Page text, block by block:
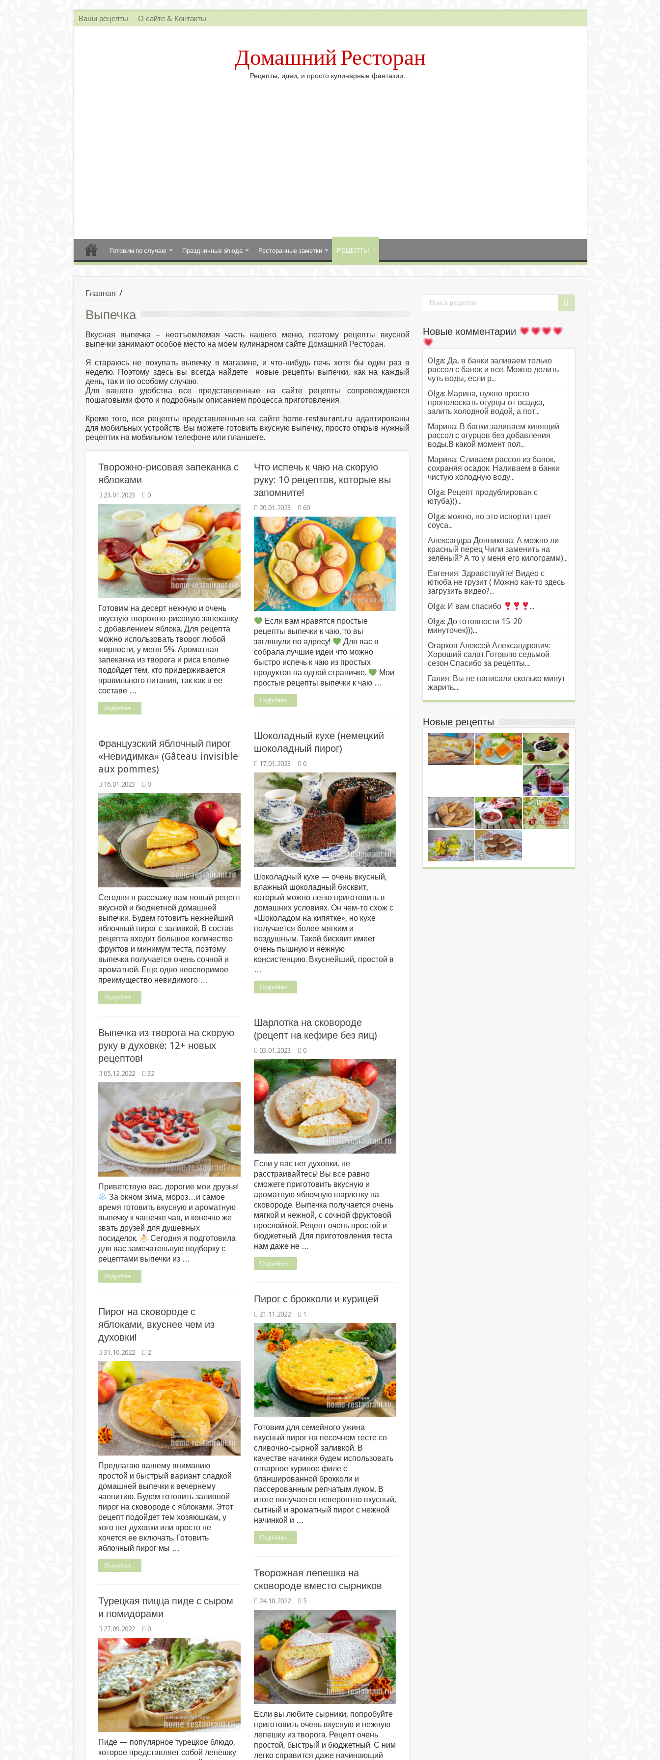
Ваши рецепты О сайте & Контакты
Домашний Ресторан
Рецепты, идеи, и просто кулинарные фантазии…
Готовим по случаю Праздничные блюда Ресторанные заметки РЕЦЕПТЫ
Главная /
Выпечка
Вкусная выпечка – неотъемлемая часть нашего меню, поэтому рецепты вкусной
выпечки занимают особое место на моем кулинарном сайте Домашний Ресторан.
Я стараюсь не покупать выпечку в магазине, и что-нибудь печь хотя бы один раз в
неделю. Поэтому здесь вы всегда найдете новые рецепты выпечки, как на каждый
день, так и по особому случаю.
Для вашего удобства все представленные на сайте рецепты сопровождаются
пошаговыми фото и подробным описанием процесса приготовления.
Кроме того, все рецепты представленные на сайте home-restaurant.ru адаптированы
для мобильных устройств. Вы можете готовить вкусную выпечку, просто открыв нужный
рецептик на мобильном телефоне или планшете.
Творожно-рисовая запеканка с
яблоками
23.01.2023 0
Готовим на десерт нежную и очень
вкусную творожно-рисовую запеканку
с добавлением яблока. Для рецепта
можно использовать творог любой
жирности, у меня 5%. Ароматная
запеканка из творога и риса вполне
подойдет тем, кто придерживается
правильного питания, так как в ее
составе …
Подробнее...
Что испечь к чаю на скорую
руку: 10 рецептов, которые вы
запомните!
20.01.2023 60
Если вам нравятся простые
рецепты выпечки к чаю, то вы
заглянули по адресу!
Для вас я
собрала лучшие идеи что можно
быстро испечь к чаю из простых
продуктов на одной страничке.
Мои
простые рецепты выпечки к чаю …
Подробнее...
Шоколадный кухе (немецкий
шоколадный пирог)
17.01.2023 0
Шоколадный кухе — очень вкусный,
влажный шоколадный бисквит,
который можно легко приготовить в
домашних условиях. Он чем-то схож с
«Шоколадом на кипятке», но кухе
получается более мягким и
воздушным. Такой бисквит имеет
очень пышную и нежную
консистенцию. Вкуснейший, простой в
…
Подробнее...
Французский яблочный пирог
«Невидимка» (Gâteau invisible
aux pommes)
16.01.2023 0
Сегодня я расскажу вам новый рецепт
вкусной и бюджетной домашней
выпечки. Будем готовить нежнейший
яблочный пирог с заливкой. В состав
рецепта входит большое количество
фруктов и минимум теста, поэтому
выпечка получается очень сочной и
ароматной. Еще одно неоспоримое
преимущество невидимого …
Подробнее...
Шарлотка на сковороде
(рецепт на кефире без яиц)
03.01.2023 0
Если у вас нет духовки, не
расстраивайтесь! Вы все равно
сможете приготовить вкусную и
ароматную яблочную шарлотку на
сковороде. Выпечка получается очень
мягкой и нежной, с сочной фруктовой
прослойкой. Рецепт очень простой и
бюджетный. Для приготовления теста
нам даже не …
Подробнее...
Выпечка из творога на скорую
руку в духовке: 12+ новых
рецептов!
05.12.2022 32
Приветствую вас, дорогие мои друзья!
За окном зима, мороз…и самое
время готовить вкусную и ароматную
выпечку к чашечке чая, и конечно же
звать друзей для душевных
посиделок.
Сегодня я подготовила
для вас замечательную подборку с
рецептами выпечки из …
Подробнее...
Пирог с брокколи и курицей
21.11.2022 1
Готовим для семейного ужина
вкусный пирог на песочном тесте со
сливочно-сырной заливкой. В
качестве начинки будем использовать
отварное куриное филе с
бланшированной брокколи и
пассерованным репчатым луком. В
итоге получается невероятно вкусный,
сытный и ароматный пирог с нежной
начинкой и …
Подробнее...
Пирог на сковороде с
яблоками, вкуснее чем из
духовки!
31.10.2022 2
Предлагаю вашему вниманию
простой и быстрый вариант сладкой
домашней выпечки к вечернему
чаепитию. Будем готовить заливной
пирог на сковороде с яблоками. Этот
рецепт подойдет тем хозяюшкам, у
кого нет духовки или просто не
хочется ее включать. Готовить
яблочный пирог мы …
Подробнее...
Творожная лепешка на
сковороде вместо сырников
24.10.2022 5
Если вы любите сырники, попробуйте
приготовить очень вкусную и нежную
лепешку из творога. Рецепт очень
простой, быстрый и бюджетный. С ним
легко справится даже начинающий
Турецкая пицца пиде с сыром
и помидорами
27.09.2022 0
Пиде — популярное турецкое блюдо,
которое представляет собой лепёшку
Новые комментарии
Olga: Да, в банки заливаем только
рассол с банок и все. Можно долить
чуть воды, если р...
Olga: Марина, нужно просто
прополоскать огурцы от осадка,
залить холодной водой, а пот...
Марина: В банки заливаем кипящий
рассол с огурцов без добавления
воды.В какой момент пол...
Марина: Сливаем рассол из банок,
сохраняя осадок. Наливаем в банки
чистую холодную воду...
Olga: Рецепт продублирован с
ютуба)))...
Olga: можно, но это испортит цвет
соуса...
Александра Донникова: А можно ли
красный перец Чили заменить на
зелёный? А то у меня его килограмм)...
Евгения: Здравствуйте! Видео с
ютюба не грузит ( Можно как-то здесь
загрузить видео?...
Olga: И вам спасибо
...
Olga: До готовности 15-20
минуточек)))...
Огарков Алексей Александрович:
Хороший салат.Готовлю седьмой
сезон.Спасибо за рецепты....
Галия: Вы не написали сколько минут
жарить....
Новые рецепты